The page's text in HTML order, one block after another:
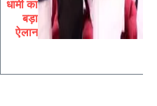
धामी का
बड़ा
ऐलान